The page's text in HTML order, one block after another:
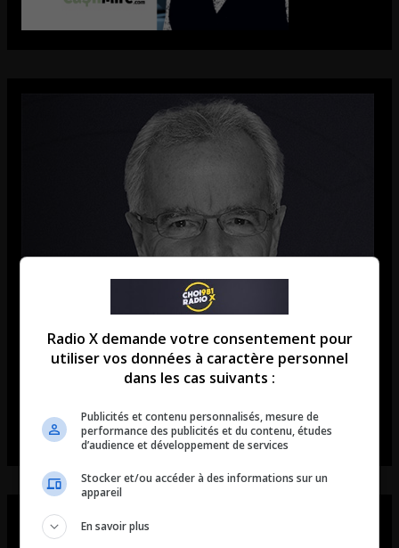
Radio X demande votre consentement pour
utiliser vos données à caractère personnel
dans les cas suivants :
Publicités et contenu personnalisés, mesure de
performance des publicités et du contenu, études
d’audience et développement de services
Stocker et/ou accéder à des informations sur un
appareil
En savoir plus